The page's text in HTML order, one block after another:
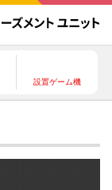
設置ゲーム機